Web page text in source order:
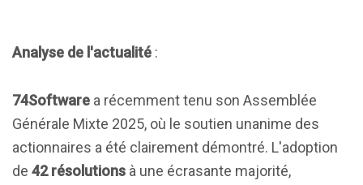
Analyse de l'actualité :
74Software a récemment tenu son Assemblée
Générale Mixte 2025, où le soutien unanime des
actionnaires a été clairement démontré. L'adoption
de 42 résolutions à une écrasante majorité,